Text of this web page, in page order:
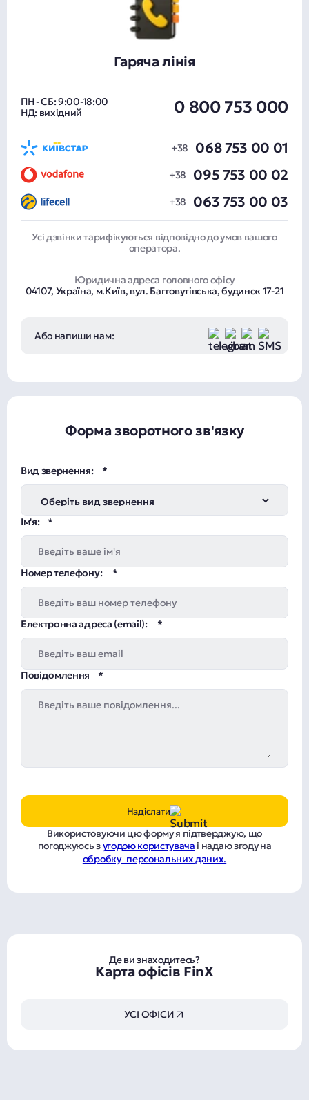
Гаряча лінія
ПН - СБ: 9:00-18:00
НД: вихідний
0 800 753 000
068 753 00 01
095 753 00 02
063 753 00 03
Усі дзвінки тарифікуються відповідно до умов вашого
оператора.
Юридична адреса головного офісу
04107, Україна, м.Київ, вул. Багговутівська, будинок 17-21
Або напиши нам:
Форма зворотного зв'язку
Вид звернення:
Ім'я:
Номер телефону:
Електронна адреса (email):
Повідомлення
Надіслати
Використовуючи цю форму я підтверджую, що
погоджуюсь зугодою користувача і надаю згоду на
обробку персональних даних.
Де ви знаходитесь?
Карта офісів FinX
УСІ ОФІСИ